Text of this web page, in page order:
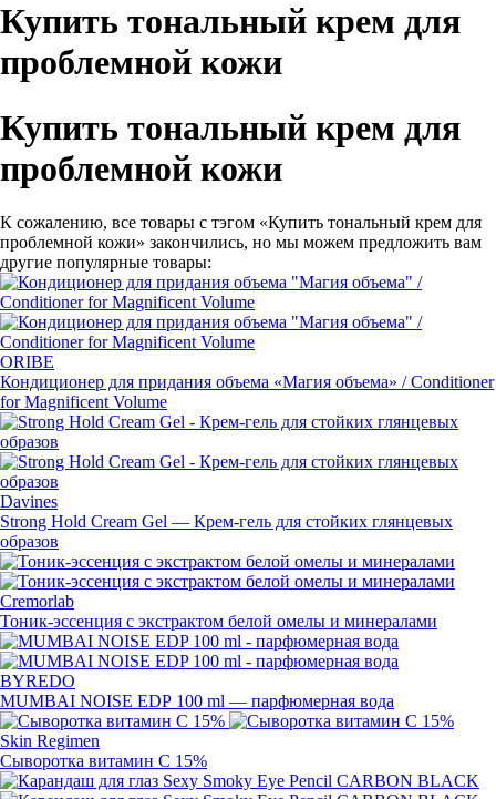
Купить тональный крем для
проблемной кожи
Купить тональный крем для
проблемной кожи
К сожалению, все товары с тэгом «Купить тональный крем для
проблемной кожи» закончились, но мы можем предложить вам
другие популярные товары:
ORIBE
Кондиционер для придания объема «Магия объема» / Conditioner
for Magnificent Volume
Davines
Strong Hold Cream Gel — Крем-гель для стойких глянцевых
образов
Cremorlab
Тоник-эссенция с экстрактом белой омелы и минералами
BYREDO
MUMBAI NOISE EDP 100 ml — парфюмерная вода
Skin Regimen
Сыворотка витамин С 15%